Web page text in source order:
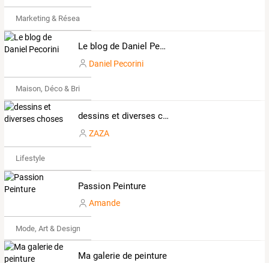
Marketing & Réseaux Sociaux
Le blog de Daniel Pecorini
Daniel Pecorini
Maison, Déco & Bricolage
dessins et diverses choses
ZAZA
Lifestyle
Passion Peinture
Amande
Mode, Art & Design
Ma galerie de peinture